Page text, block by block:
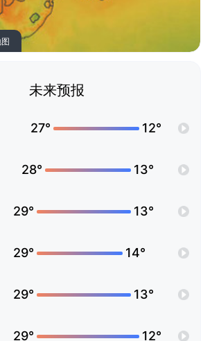
未来预报
27° 12°
28° 13°
29° 13°
29° 14°
29° 13°
29° 12°